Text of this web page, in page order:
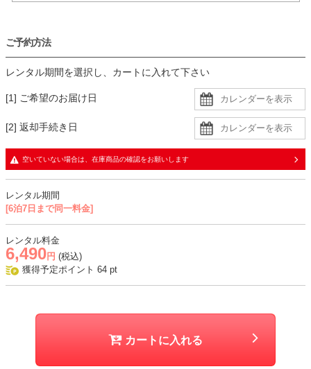
コーデのポイント
アイボリー系で揃えて、フェミニンな着こなしを楽しむのもおすす
透け感があるので、肩紐のないインナーを着用すると安心です。
・シャンタン生地に同色裏地の二枚重ね
・デコルテと背中部分はレース生地で、透け感あり
おすすめシーン
結婚式、二次会、謝恩会、成人式、同窓会、パーティー、女子会など
ご予約方法
レンタル期間を選択し、カートに入れて下さい
[1] ご希望のお届け日
[2] 返却手続き日
空いていない場合は、在庫商品の確認をお願いします
レンタル期間
[6泊7日まで同一料金]
レンタル料金
6,490 円 (税込)
獲得予定ポイント 64 pt
カートに入れる